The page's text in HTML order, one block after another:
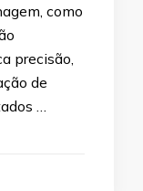
como
precisão,
de
…